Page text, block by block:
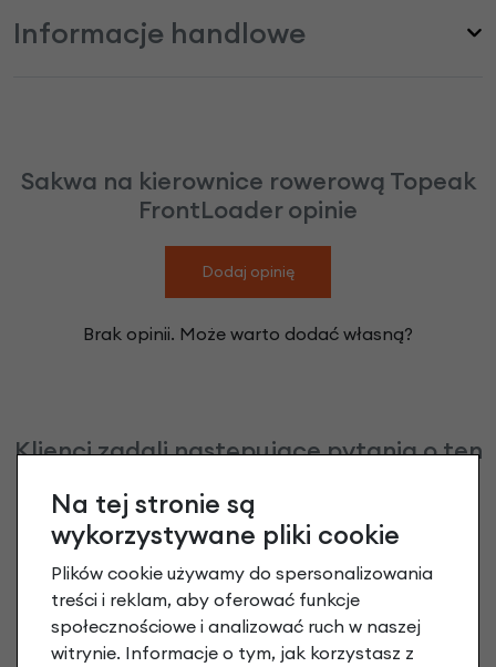
Informacje handlowe
Sakwa na kierownice rowerową Topeak
FrontLoader opinie
Dodaj opinię
Brak opinii. Może warto dodać własną?
Klienci zadali następujące pytania o ten
Nikt wcześniej niemiał pytań do tego produktu? A Ty o
co chcesz zapytać?
Zadaj pytanie
Na tej stronie są
wykorzystywane pliki cookie
Plików cookie używamy do spersonalizowania
treści i reklam, aby oferować funkcje
społecznościowe i analizować ruch w naszej
witrynie. Informacje o tym, jak korzystasz z